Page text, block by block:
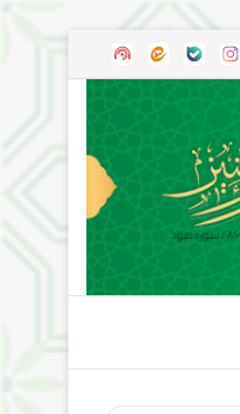
آپاراتاینستاگرام
بله ایتا